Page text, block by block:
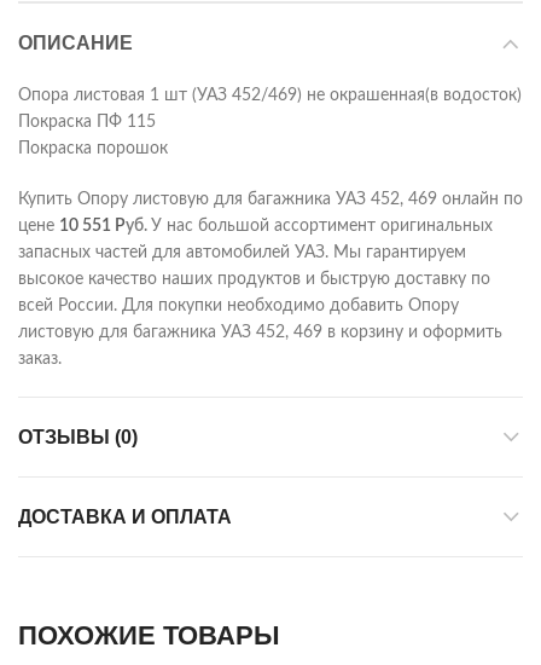
ОПИСАНИЕ
Опора листовая 1 шт (УАЗ 452/469) не окрашенная(в водосток)
Покраска ПФ 115
Покраска порошок
Купить Опору листовую для багажника УАЗ 452, 469 онлайн по
цене 10 551 Руб. У нас большой ассортимент оригинальных
запасных частей для автомобилей УАЗ. Мы гарантируем
высокое качество наших продуктов и быструю доставку по
всей России. Для покупки необходимо добавить Опору
листовую для багажника УАЗ 452, 469 в корзину и оформить
заказ.
ОТЗЫВЫ (0)
ДОСТАВКА И ОПЛАТА
ПОХОЖИЕ ТОВАРЫ